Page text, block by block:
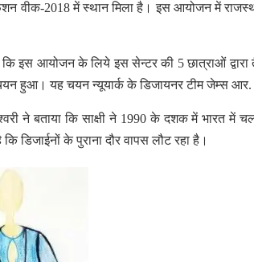
वीक-2018 में स्थान मिला है। इस आयोजन में
इस आयोजन के लिये इस सेन्टर की 5 छात्राओं द्वारा
हुआ। यह चयन न्यूयार्क के डिजायनर टीम जेम्स आर.
ने बताया कि साक्षी ने 1990 के दशक में भारत में
डिजाईनों के पुराना दौर वापस लौट रहा है।